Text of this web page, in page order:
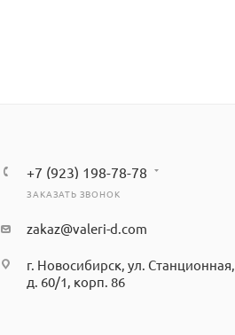
+7 (923) 198-78-78
ЗАКАЗАТЬ ЗВОНОК
zakaz@valeri-d.com
г. Новосибирск, ул. Станционная,
д. 60/1, корп. 86